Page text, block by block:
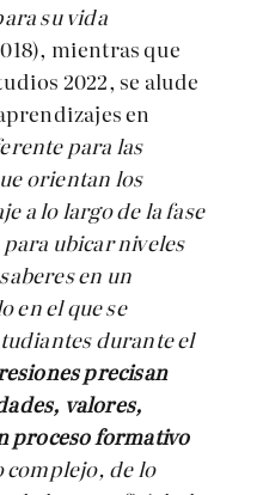
su vida
mientras que
2022, se alude
en
para las
orientan los
a lo largo de la fase
ubicar niveles
en un
en el que se
durante el
precisan
valores,
proceso formativo
complejo, de lo